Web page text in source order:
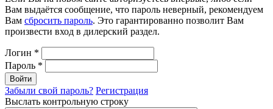
Вам выдаётся сообщение, что пароль неверный, рекомендуем
Вам сбросить пароль. Это гарантированно позволит Вам
произвести вход в дилерский раздел.
Логин *
Пароль *
Войти
Забыли свой пароль? Регистрация
Выслать контрольную строку